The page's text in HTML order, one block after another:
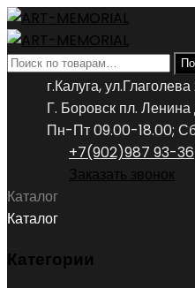
Искать:
г.Калуга,
Г. Боровск пл. Ленина
Пн-Пт 09.00-18.00;
+7(902)987 93-36
Заказать звонок
Каталог
Каталог
Категории